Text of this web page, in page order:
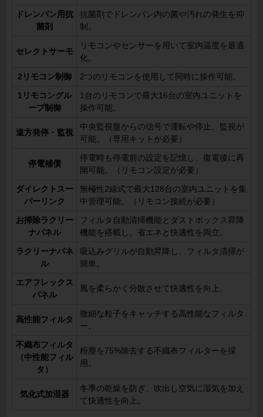
ドレンパン用抗
菌剤
抗菌剤でドレンパン内の菌や汚れの発生を抑
制。
セレクトサーモ
リモコンやセンサーを用いて室内温度を最適
化。
2リモコン制御 2つのリモコンを使用して同時に操作可能。
1リモコングル
ープ制御
1台のリモコンで最大16台の室内ユニットを
操作可能。
遠方発停・監視
中央監視盤からの信号で運転や停止、監視が
可能。（専用キットが必要）
停電補償
停電時も停電前の設定を記憶し、復電後に再
開可能。（リモコン設定が必要）
ダイレクトスー
パーリンク
無極性2線式で最大128台の室内ユニットを集
中管理可能。（リモコン接続が必要）
お掃除ラクリー
ナパネル
フィルタ自動清掃機能とダストボックス昇降
機能を搭載し、省エネと快適性を両立。
ラクリーナパネ
ル
吸込みグリルが自動昇降し、フィルタ清掃が
簡単。
エアフレックス
パネル
風を柔らかく分散させて快適性を向上。
高性能フィルタ
微細な粒子をキャッチする高性能なフィルタ
ー。
不織布フィルタ
（中性能フィル
タ）
粉塵を75%除去する不織布フィルターを採
用。
気化式加湿器
冬季の乾燥を防ぎ、吹出し空気に湿気を加え
て快適性を向上。